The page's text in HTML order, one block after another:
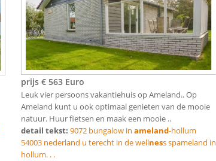
prijs € 563 Euro
Leuk vier persoons vakantiehuis op Ameland.. Op
Ameland kunt u ook optimaal genieten van de mooie
natuur. Huur fietsen en maak een mooie ..
detail tekst: 9072 bungalow inameland-hollum
54003 nederland u terecht in de wellness spameland in
hollum. . .